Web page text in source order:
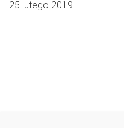
25 lutego 2019